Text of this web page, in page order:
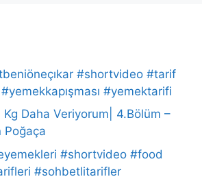
#shortvideo #tarif
#yemektarifi
Daha Veriyorum| 4.Bölüm –
Poğaça
#shortvideo #food
#sohbetlitarifler